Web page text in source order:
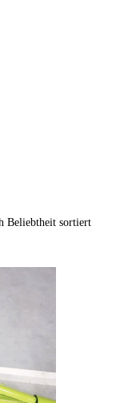
Beliebtheit sortiert